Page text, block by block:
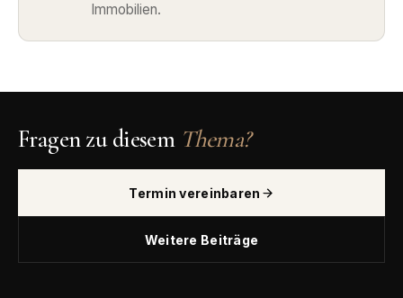
Immobilien.
Fragen zu diesem Thema?
Termin vereinbaren
Weitere Beiträge